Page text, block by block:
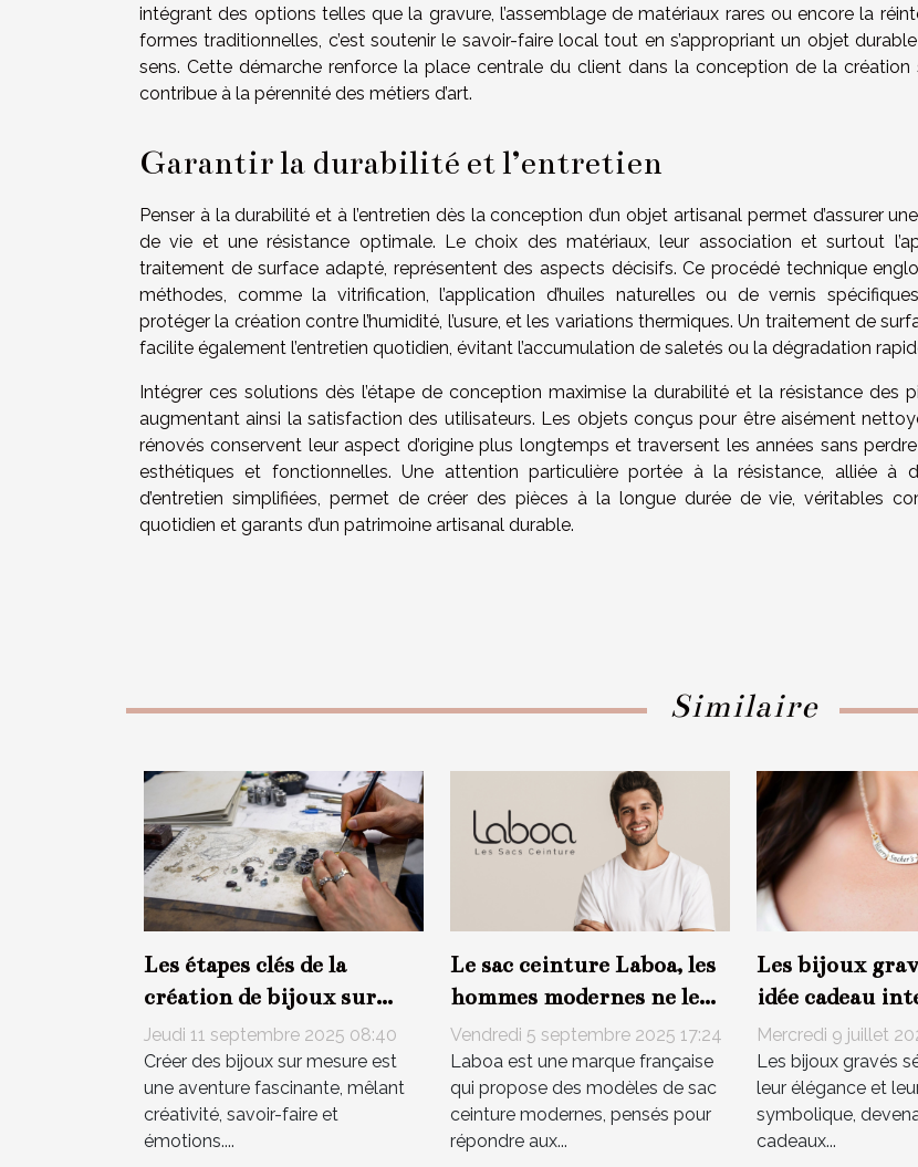
intégrant des options telles que la gravure, l’assemblage de matériaux rares ou encore la
formes traditionnelles, c’est soutenir le savoir-faire local tout en s’appropriant un objet
sens. Cette démarche renforce la place centrale du client dans la conception de la création
contribue à la pérennité des métiers d’art.
Garantir la durabilité et l’entretien
Penser à la durabilité et à l’entretien dès la conception d’un objet artisanal permet d’assurer
de vie et une résistance optimale. Le choix des matériaux, leur association et surtout
traitement de surface adapté, représentent des aspects décisifs. Ce procédé technique
méthodes, comme la vitrification, l’application d’huiles naturelles ou de vernis
protéger la création contre l’humidité, l’usure, et les variations thermiques. Un traitement de
facilite également l’entretien quotidien, évitant l’accumulation de saletés ou la dégradation
Intégrer ces solutions dès l’étape de conception maximise la durabilité et la résistance des
augmentant ainsi la satisfaction des utilisateurs. Les objets conçus pour être aisément
rénovés conservent leur aspect d’origine plus longtemps et traversent les années sans
esthétiques et fonctionnelles. Une attention particulière portée à la résistance, alliée à
d’entretien simplifiées, permet de créer des pièces à la longue durée de vie, véritables
quotidien et garants d’un patrimoine artisanal durable.
Similaire
Les étapes clés de la
création de bijoux sur
mesure
Jeudi 11 septembre 2025 08:40
Créer des bijoux sur mesure est
une aventure fascinante, mêlant
créativité, savoir-faire et
émotions....
Le sac ceinture Laboa, les
hommes modernes ne le
quittent plus !
Vendredi 5 septembre 2025 17:24
Laboa est une marque française
qui propose des modèles de sac
ceinture modernes, pensés pour
répondre aux...
Les bijoux
idée cadeau
pour parents
Mercredi 9 juillet
Les bijoux gravés
leur élégance et
symbolique,
cadeaux...